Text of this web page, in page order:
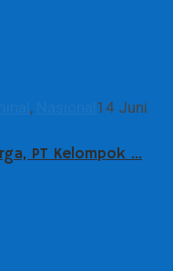
,
14 Juni
PT Kelompok …